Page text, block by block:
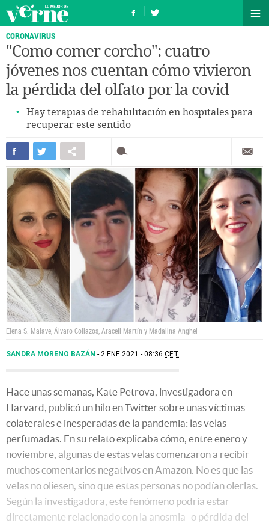
CORONAVIRUS
"Como comer corcho": cuatro
jóvenes nos cuentan cómo vivieron
la pérdida del olfato por la covid
Hay terapias de rehabilitación en hospitales para
recuperar este sentido
Elena S. Malave, Álvaro Collazos, Araceli Martín y Madalina Anghel
SANDRA MORENO BAZÁN 2 ENE 2021 - 08:36 CET
Hace unas semanas, Kate Petrova, investigadora en
Harvard, publicó un hilo en Twitter sobre unas víctimas
colaterales e inesperadas de la pandemia: las velas
perfumadas. En su relato explicaba cómo, entre enero y
noviembre, algunas de estas velas comenzaron a recibir
muchos comentarios negativos en Amazon. No es que las
velas no oliesen, sino que estas personas no podían olerlas.
Según la investigadora, este fenómeno podría estar
directamente relacionado con la anosmia -o pérdida del